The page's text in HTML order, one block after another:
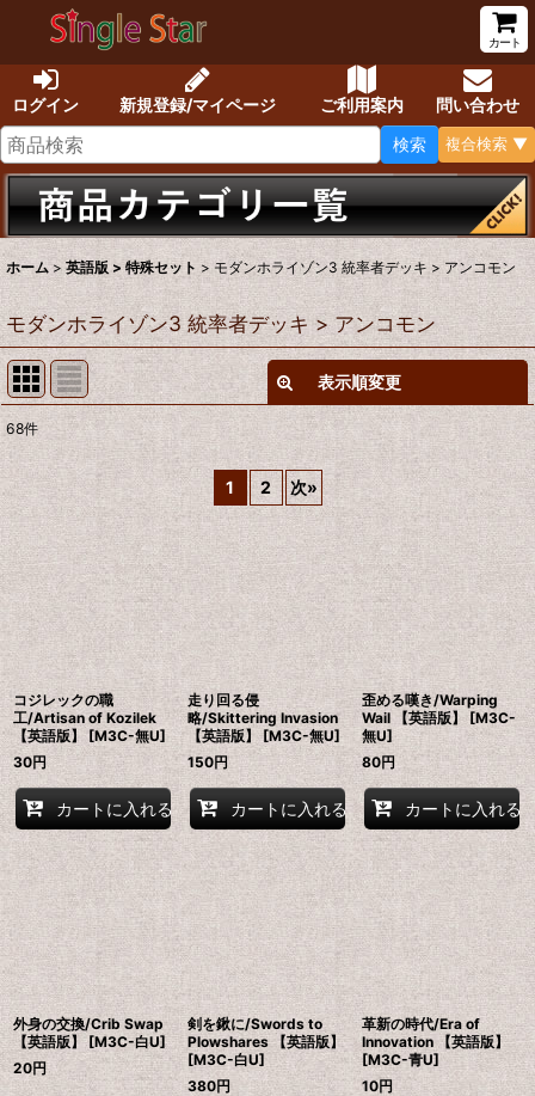
カート
ログイン 新規登録/マイページ ご利用案内
問い合わせ
検索
複合検索 ▼
ホーム > 英語版 > 特殊セット > モダンホライゾン3 統率者デッキ > アンコモン
モダンホライゾン3 統率者デッキ > アンコモン
表示順変更
表示数
在庫あり
並び順 :
絞り込む
68件
1 2 次»
コジレックの職
工/Artisan of Kozilek
【英語版】 [M3C-無U]
30円
カートに入れる
走り回る侵
略/Skittering Invasion
【英語版】 [M3C-無U]
150円
カートに入れる
歪める嘆き/Warping
Wail 【英語版】 [M3C-
無U]
80円
カートに入れる
外身の交換/Crib Swap
【英語版】 [M3C-白U]
20円
剣を鍬に/Swords to
Plowshares 【英語版】
[M3C-白U]
380円
革新の時代/Era of
Innovation 【英語版】
[M3C-青U]
10円